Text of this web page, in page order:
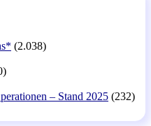
(2.038)
– Stand 2025 (232)